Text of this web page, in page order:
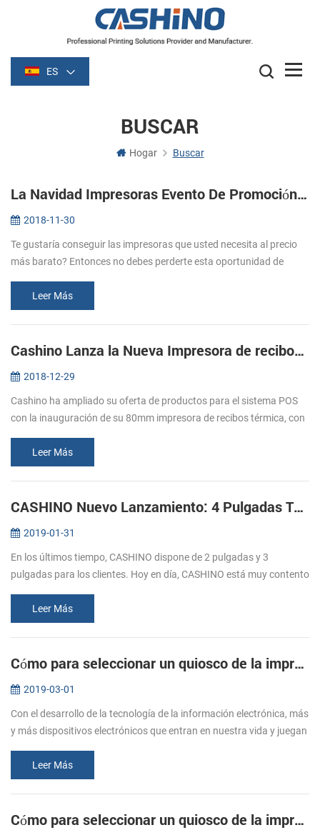
ES
BUSCAR
Hogar Buscar
La Navidad Impresoras Evento De Promoción De 2018
2018-11-30
Te gustaría conseguir las impresoras que usted necesita al precio
más barato? Entonces no debes perderte esta oportunidad de
diciembre. 31 ...
Leer Más
Cashino Lanza la Nueva Impresora de recibos Térmica EP-380C
2018-12-29
Cashino ha ampliado su oferta de productos para el sistema POS
con la inauguración de su 80mm impresora de recibos térmica, con
impresora térmic...
Leer Más
CASHINO Nuevo Lanzamiento: 4 Pulgadas Térmica del Quiosco de la Impresora
2019-01-31
En los últimos tiempo, CASHINO dispone de 2 pulgadas y 3
pulgadas para los clientes. Hoy en día, CASHINO está muy contento
que se puede im...
Leer Más
Cómo para seleccionar un quiosco de la impresora térmica: Parte uno
2019-03-01
Con el desarrollo de la tecnología de la información electrónica, más
y más dispositivos electrónicos que entran en nuestra vida y juegan
Leer Más
Cómo para seleccionar un quiosco de la impresora térmica: parte dos